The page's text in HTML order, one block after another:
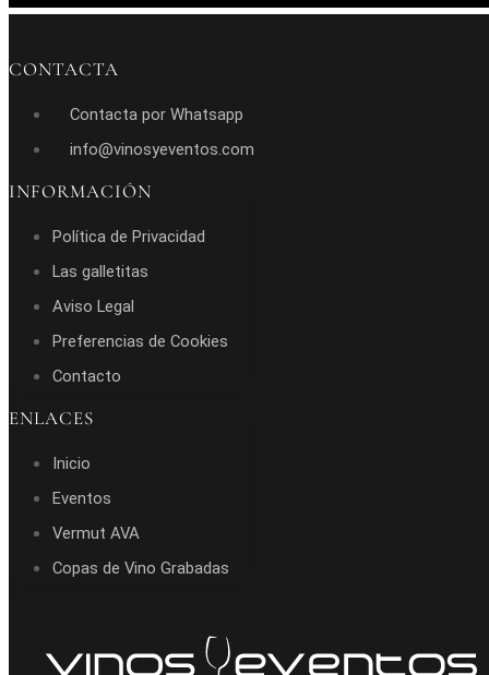
CONTACTA
Contacta por Whatsapp
info@vinosyeventos.com
INFORMACIÓN
Política de Privacidad
Las galletitas
Aviso Legal
Preferencias de Cookies
Contacto
ENLACES
Inicio
Eventos
Vermut AVA
Copas de Vino Grabadas